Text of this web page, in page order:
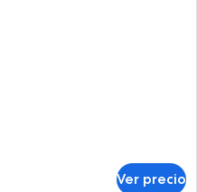
Ver precio